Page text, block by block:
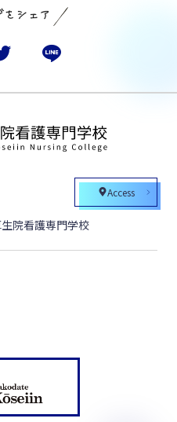
Access
院看護専門学校